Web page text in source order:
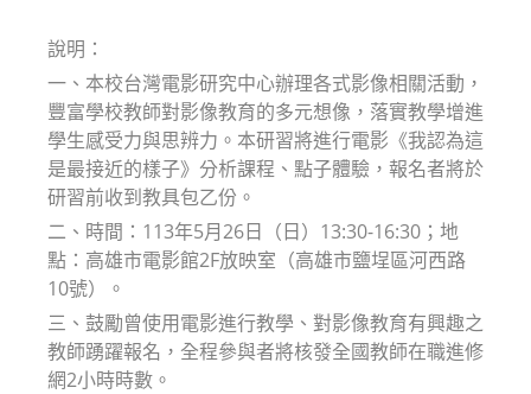
說明：
一、本校台灣電影研究中心辦理各式影像相關活動，
豐富學校教師對影像教育的多元想像，落實教學增進
學生感受力與思辨力。本研習將進行電影《我認為這
是最接近的樣子》分析課程、點子體驗，報名者將於
研習前收到教具包乙份。
二、時間：113年5月26日（日）13:30-16:30；地
點：高雄市電影館2F放映室（高雄市鹽埕區河西路
10號）。
三、鼓勵曾使用電影進行教學、對影像教育有興趣之
教師踴躍報名，全程參與者將核發全國教師在職進修
網2小時時數。